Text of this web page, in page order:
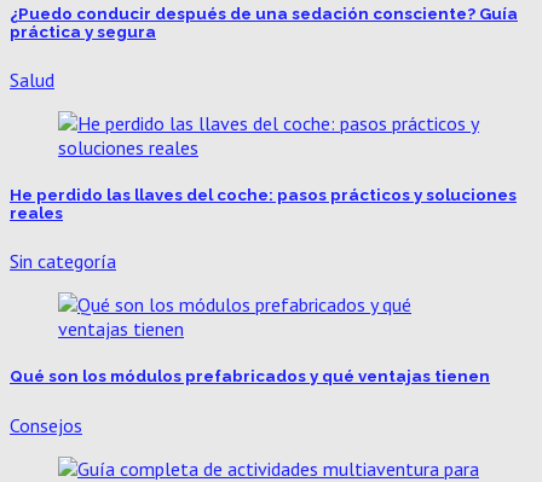
¿Puedo conducir después de una sedación consciente? Guía
práctica y segura
Salud
He perdido las llaves del coche: pasos prácticos y soluciones
reales
Sin categoría
Qué son los módulos prefabricados y qué ventajas tienen
Consejos